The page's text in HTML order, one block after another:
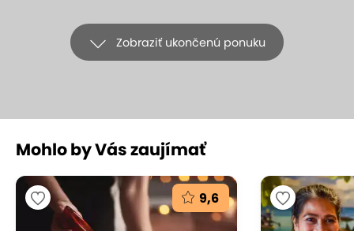
Zobraziť ukončenú ponuku
+2
Thajská alebo aromatická olejová
masáž v Thai La Flora
Thai La Flora, Bratislava - Podunajské Biskupice (mapa)
Mohlo by Vás zaujímať
9,6